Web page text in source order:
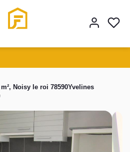
Noisy le roi 78590Yvelines